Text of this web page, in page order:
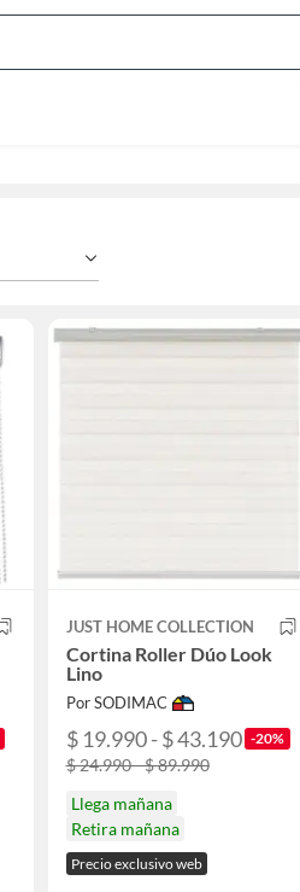
Bar
JUST HOME COLLECTION
Cortina Roller Dúo Look
Lino
Por SODIMAC
$ 19.990 - $ 43.190 -20%
$ 24.990 - $ 89.990
Llega mañana
Retira mañana
Precio exclusivo web